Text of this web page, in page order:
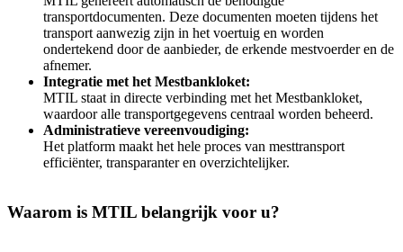
transportdocumenten. Deze documenten moeten tijdens het
transport aanwezig zijn in het voertuig en worden
ondertekend door de aanbieder, de erkende mestvoerder en de
afnemer.
Integratie met het Mestbankloket:
MTIL staat in directe verbinding met het Mestbankloket,
waardoor alle transportgegevens centraal worden beheerd.
Administratieve vereenvoudiging:
Het platform maakt het hele proces van mesttransport
efficiënter, transparanter en overzichtelijker.
Waarom is MTIL belangrijk voor u?